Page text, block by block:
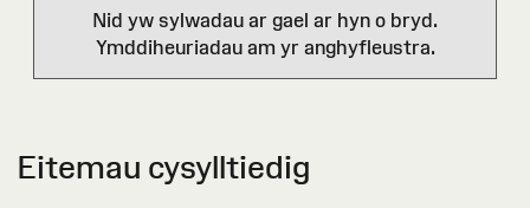
Nid yw sylwadau ar gael ar hyn o bryd.
Ymddiheuriadau am yr anghyfleustra.
Eitemau cysylltiedig